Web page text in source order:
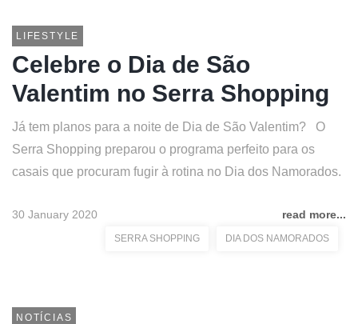
LIFESTYLE
Celebre o Dia de São
Valentim no Serra Shopping
Já tem planos para a noite de Dia de São Valentim? O
Serra Shopping preparou o programa perfeito para os
casais que procuram fugir à rotina no Dia dos Namorados.
30 January 2020 read more...
SERRA SHOPPING DIA DOS NAMORADOS
NOTÍCIAS